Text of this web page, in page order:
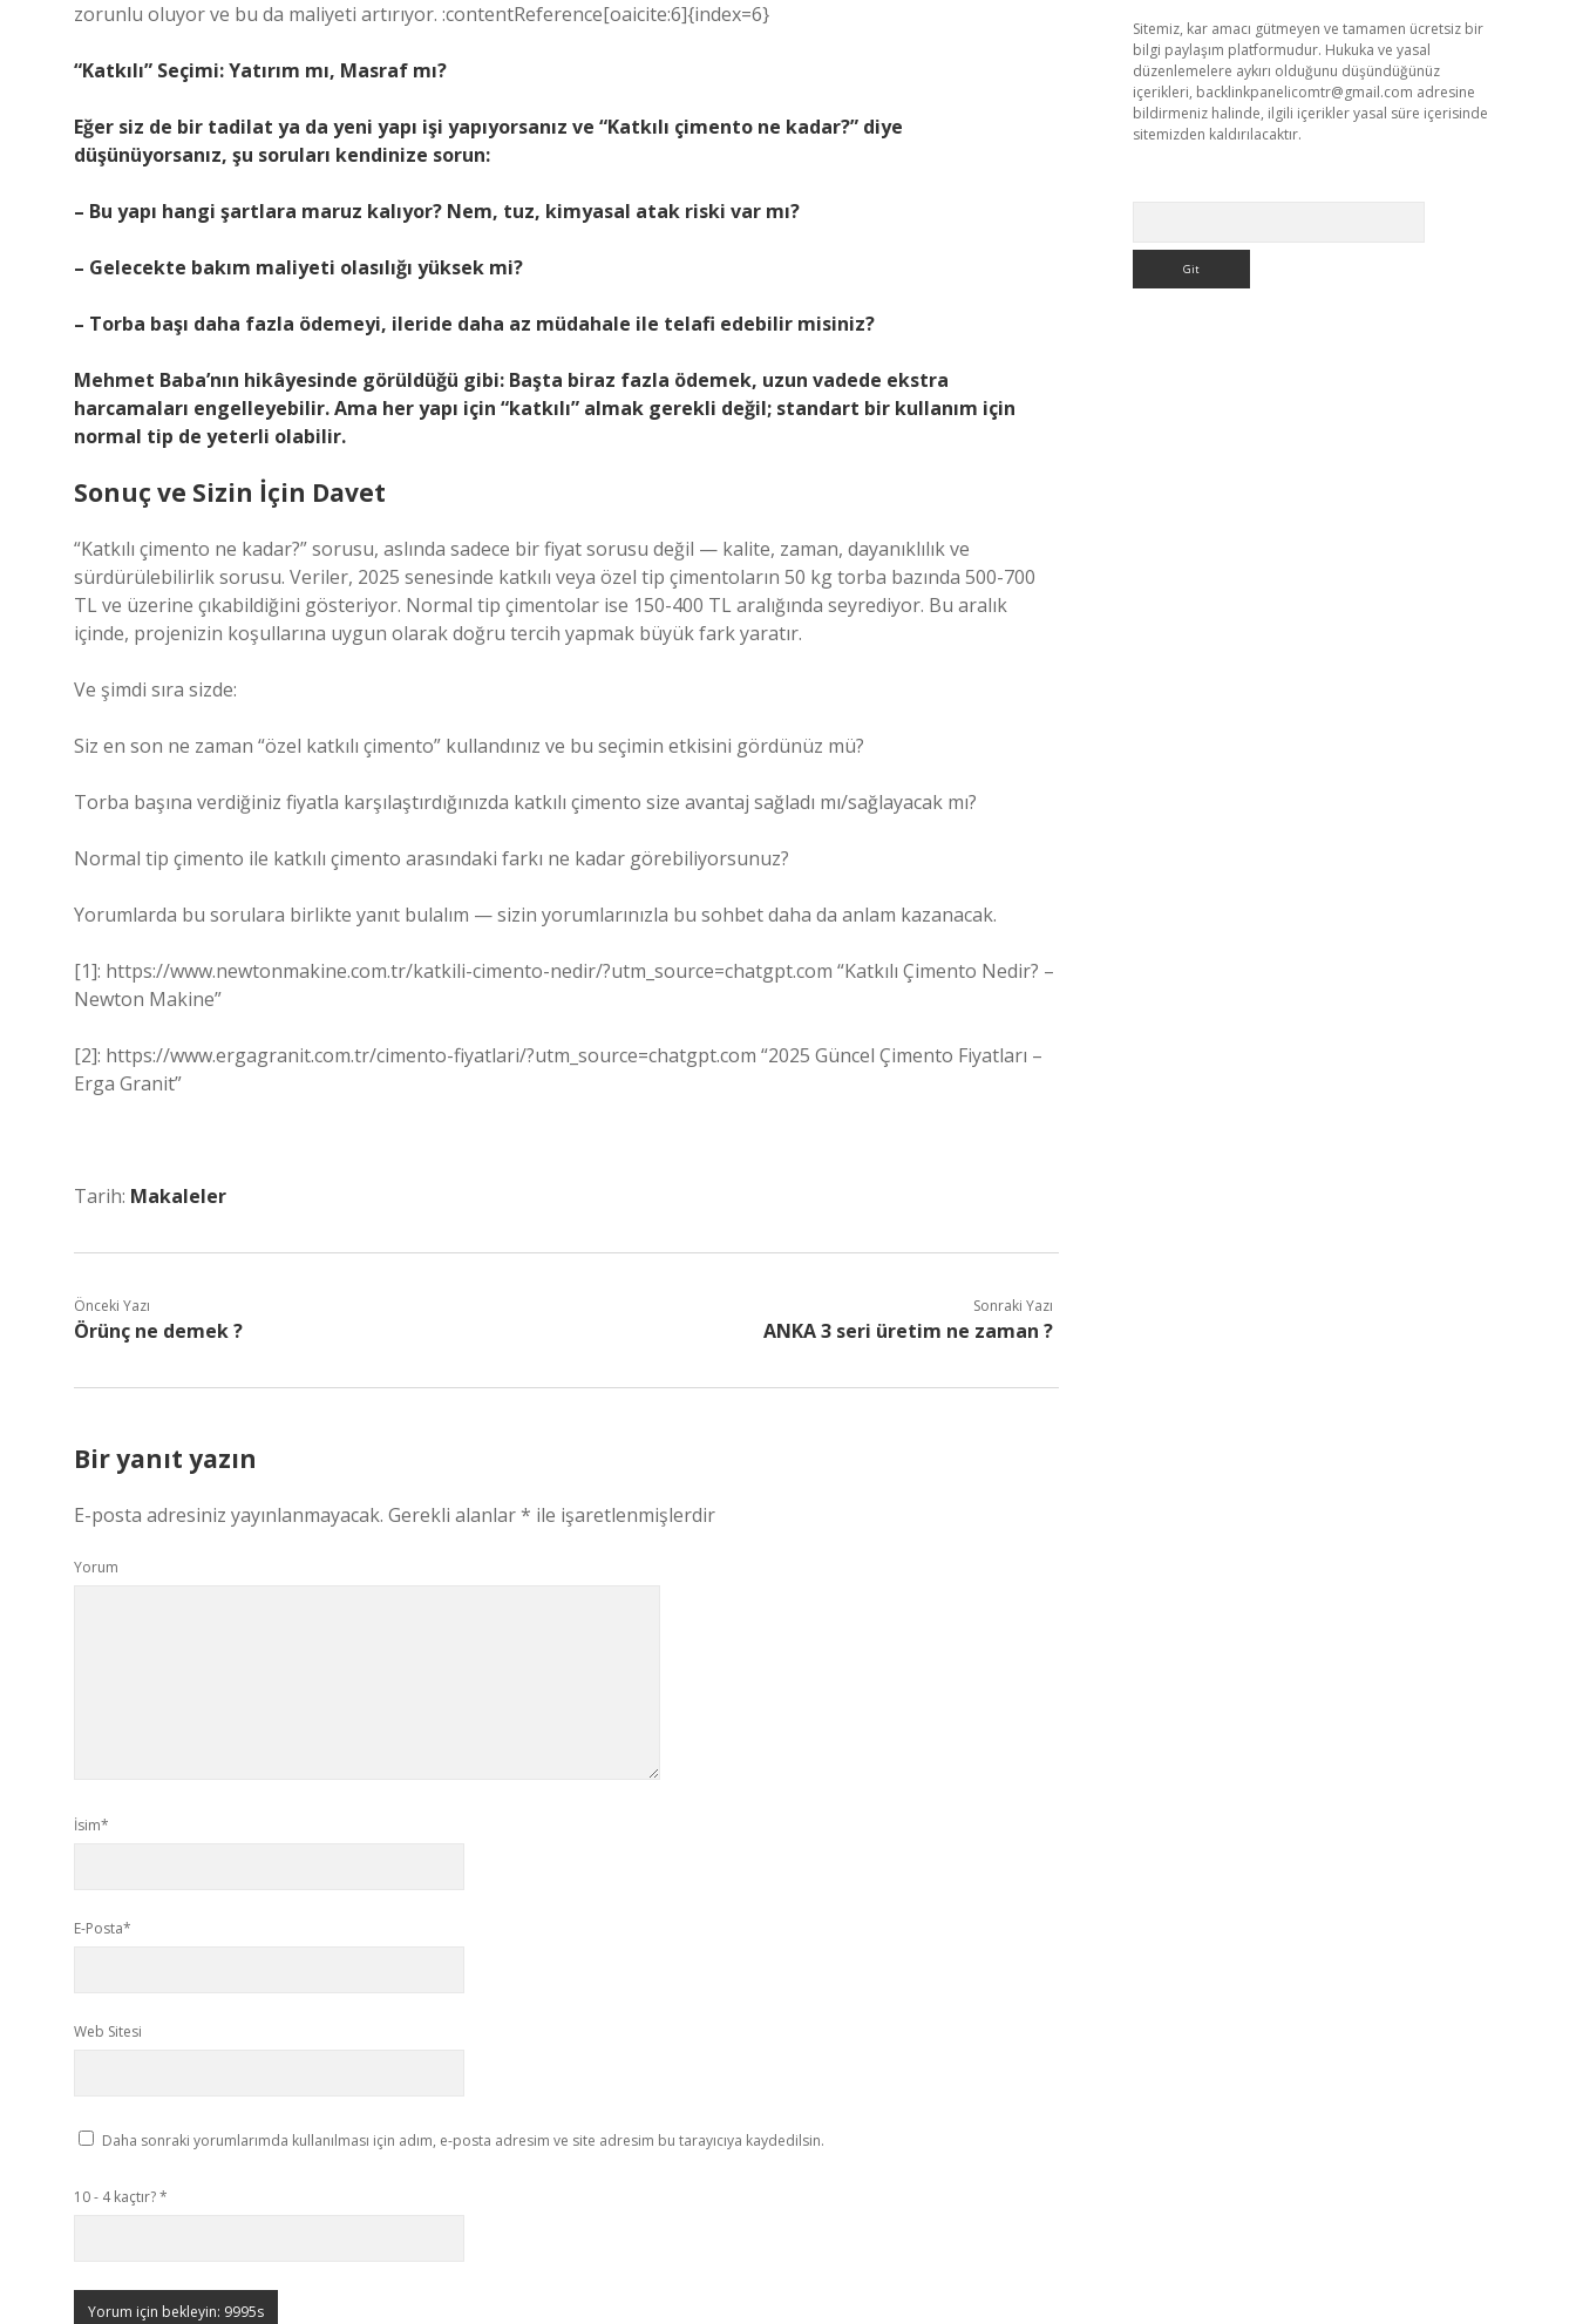
zorunlu oluyor ve bu da maliyeti artırıyor. :contentReference[oaicite:6]{index=6}
“Katkılı” Seçimi: Yatırım mı, Masraf mı?
Eğer siz de bir tadilat ya da yeni yapı işi yapıyorsanız ve “Katkılı çimento ne kadar?” diye
düşünüyorsanız, şu soruları kendinize sorun:
– Bu yapı hangi şartlara maruz kalıyor? Nem, tuz, kimyasal atak riski var mı?
– Gelecekte bakım maliyeti olasılığı yüksek mi?
– Torba başı daha fazla ödemeyi, ileride daha az müdahale ile telafi edebilir misiniz?
Mehmet Baba’nın hikâyesinde görüldüğü gibi: Başta biraz fazla ödemek, uzun vadede ekstra
harcamaları engelleyebilir. Ama her yapı için “katkılı” almak gerekli değil; standart bir kullanım için
normal tip de yeterli olabilir.
Sonuç ve Sizin İçin Davet
“Katkılı çimento ne kadar?” sorusu, aslında sadece bir fiyat sorusu değil — kalite, zaman, dayanıklılık ve
sürdürülebilirlik sorusu. Veriler, 2025 senesinde katkılı veya özel tip çimentoların 50 kg torba bazında 500-700
TL ve üzerine çıkabildiğini gösteriyor. Normal tip çimentolar ise 150-400 TL aralığında seyrediyor. Bu aralık
içinde, projenizin koşullarına uygun olarak doğru tercih yapmak büyük fark yaratır.
Ve şimdi sıra sizde:
Siz en son ne zaman “özel katkılı çimento” kullandınız ve bu seçimin etkisini gördünüz mü?
Torba başına verdiğiniz fiyatla karşılaştırdığınızda katkılı çimento size avantaj sağladı mı/sağlayacak mı?
Normal tip çimento ile katkılı çimento arasındaki farkı ne kadar görebiliyorsunuz?
Yorumlarda bu sorulara birlikte yanıt bulalım — sizin yorumlarınızla bu sohbet daha da anlam kazanacak.
[1]: https://www.newtonmakine.com.tr/katkili-cimento-nedir/?utm_source=chatgpt.com “Katkılı Çimento Nedir? –
Newton Makine”
[2]: https://www.ergagranit.com.tr/cimento-fiyatlari/?utm_source=chatgpt.com “2025 Güncel Çimento Fiyatları –
Erga Granit”
Tarih: Makaleler
Önceki Yazı
Örünç ne demek ?
Sonraki Yazı
ANKA 3 seri üretim ne zaman ?
Bir yanıt yazın
E-posta adresiniz yayınlanmayacak. Gerekli alanlar* ile işaretlenmişlerdir
Yorum
İsim*
E-Posta*
Web Sitesi
Daha sonraki yorumlarımda kullanılması için adım, e-posta adresim ve site adresim bu tarayıcıya kaydedilsin.
10 - 4 kaçtır?*
Sitemiz, kar amacı gütmeyen ve tamamen ücretsiz bir
bilgi paylaşım platformudur. Hukuka ve yasal
düzenlemelere aykırı olduğunu düşündüğünüz
içerikleri, backlinkpanelicomtr@gmail.com adresine
bildirmeniz halinde, ilgili içerikler yasal süre içerisinde
sitemizden kaldırılacaktır.